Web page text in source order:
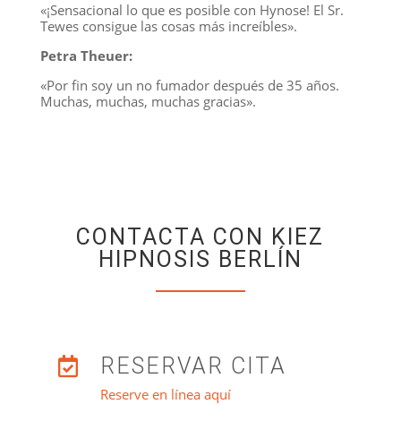
«¡Sensacional lo que es posible con Hynose! El Sr.
Tewes consigue las cosas más increíbles».
Petra Theuer:
«Por fin soy un no fumador después de 35 años.
Muchas, muchas, muchas gracias».
CONTACTA CON KIEZ
HIPNOSIS BERLÍN
 RESERVAR CITA
Reserve en línea aquí